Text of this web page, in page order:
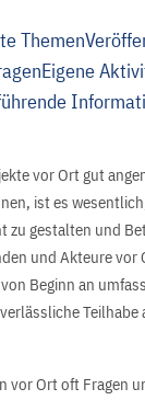
Themen
Eigene
vor Ort gut
ist es
zu gestalten und
und Akteure
Beginn an
vor Ort oft Fragen